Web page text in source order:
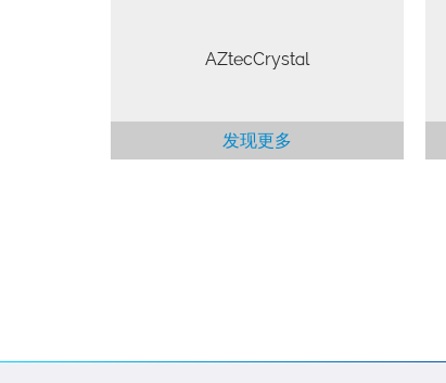
AZtecCrystal
发现更多